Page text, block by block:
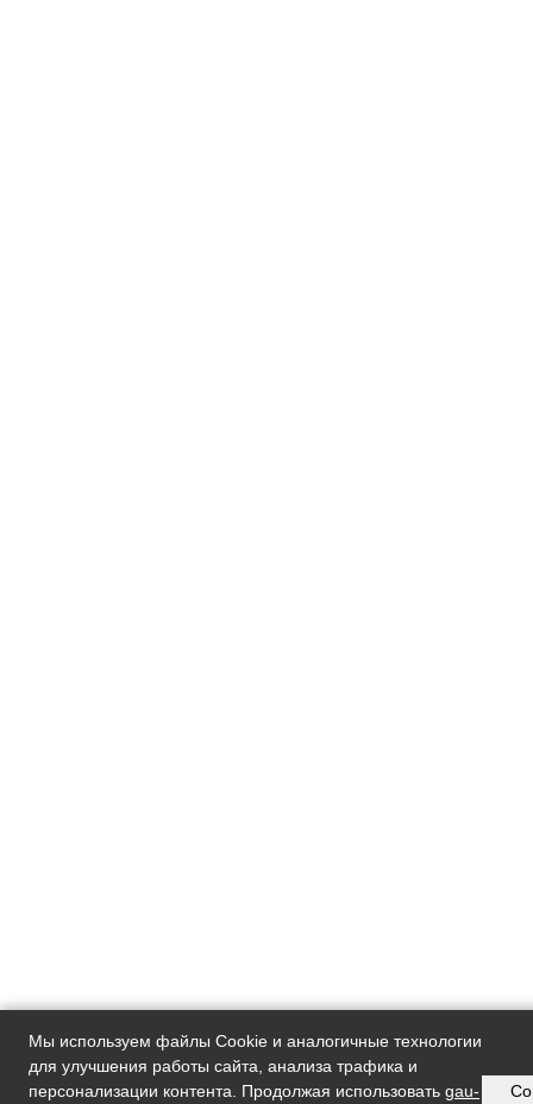
Мы используем файлы Cookie и аналогичные технологии
для улучшения работы сайта, анализа трафика и
персонализации контента. Продолжая использовать gau-